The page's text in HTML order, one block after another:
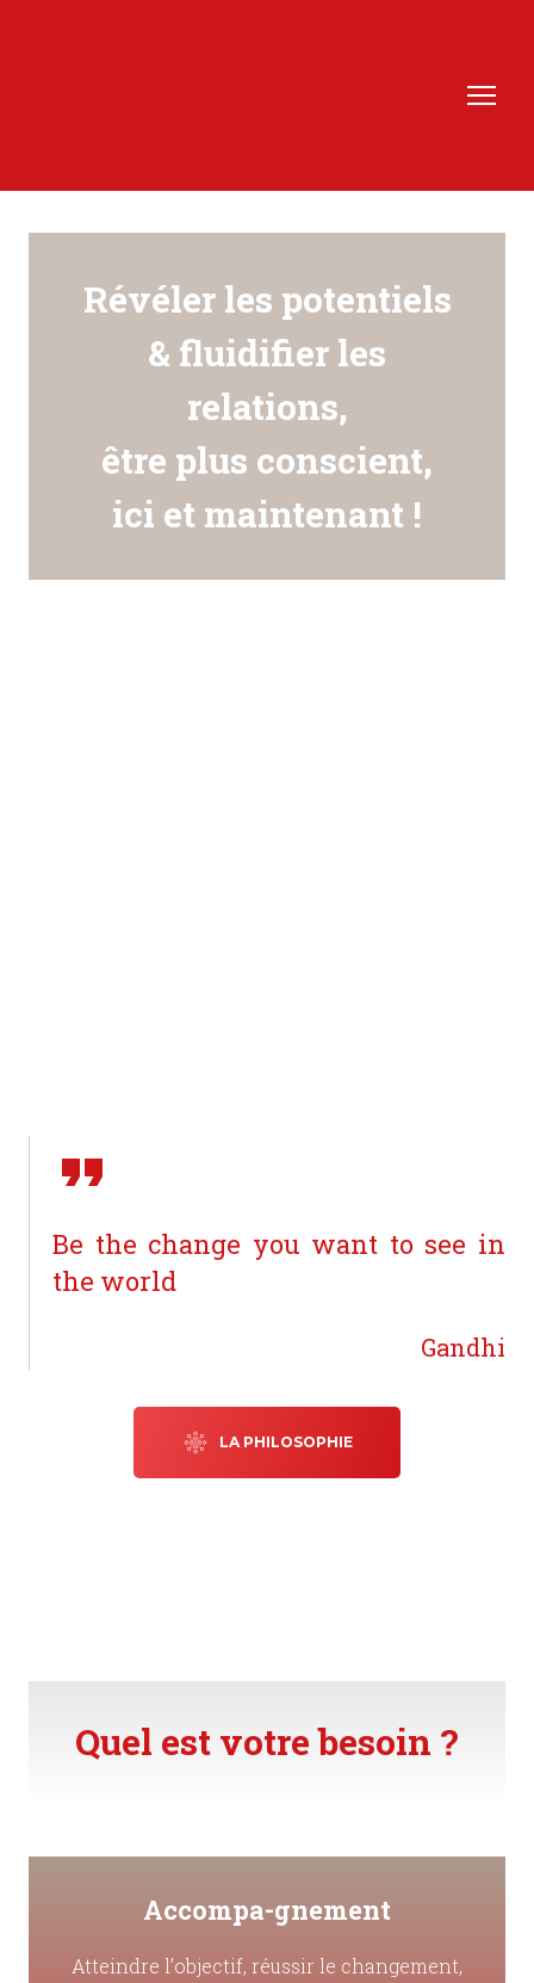
Révéler les potentiels
& fluidifier les
relations,
être plus conscient,
ici et maintenant !
Be the change you want to see in
the world
Gandhi
LA PHILOSOPHIE
Quel est votre besoin ?
Accompa-gnement
Atteindre l’objectif, réussir le changement,